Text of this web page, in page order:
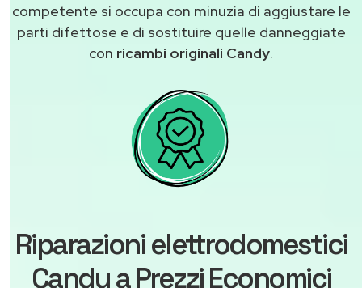
competente si occupa con minuzia di aggiustare le
parti difettose e di sostituire quelle danneggiate
con ricambi originali Candy.
Riparazioni elettrodomestici
Candy a Prezzi Economici